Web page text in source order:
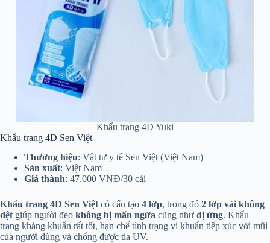
Khẩu trang 4D Yuki
Khẩu trang 4D Sen Việt
Thương hiệu: Vật tư y tế Sen Việt (Việt Nam)
Sản xuất: Việt Nam
Giá thành: 47.000 VNĐ/30 cái
Khẩu trang 4D Sen Việt có cấu tạo 4 lớp, trong đó 2 lớp vải không
dệt giúp người đeo không bị mẩn ngứa cũng như dị ứng. Khẩu
trang kháng khuẩn rất tốt, hạn chế tình trạng vi khuẩn tiếp xúc với mũi
của người dùng và chống được tia UV.